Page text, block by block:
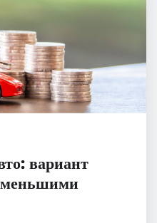
вариант
меньшими